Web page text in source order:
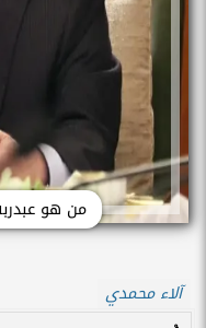
من هو
آلاء محمدي